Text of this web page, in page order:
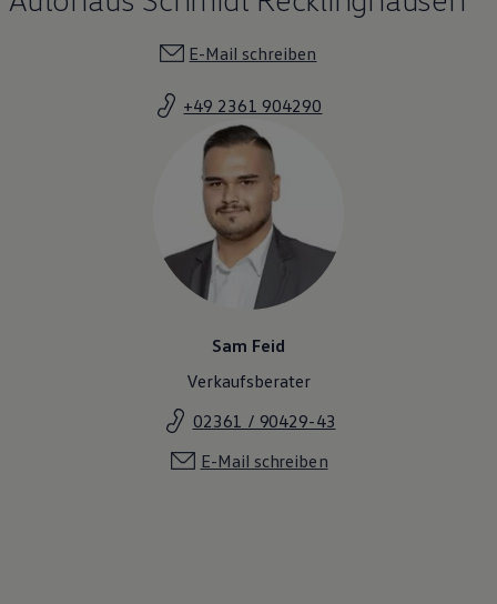
E-Mail schreiben
+49 2361 904290
Sam Feid
Verkaufsberater
02361 / 90429-43
E-Mail schreiben